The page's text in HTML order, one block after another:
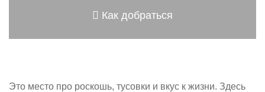
Как добраться
Это место про роскошь, тусовки и вкус к жизни. Здесь